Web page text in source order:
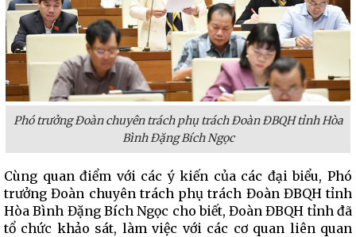
Phó trưởng Đoàn chuyên trách phụ trách Đoàn ĐBQH tỉnh Hòa
Bình Đặng Bích Ngọc
Cùng quan điểm với các ý kiến của các đại biểu, Phó
trưởng Đoàn chuyên trách phụ trách Đoàn ĐBQH tỉnh
Hòa Bình Đặng Bích Ngọc cho biết, Đoàn ĐBQH tỉnh đã
tổ chức khảo sát, làm việc với các cơ quan liên quan